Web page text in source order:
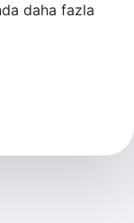
daha fazla